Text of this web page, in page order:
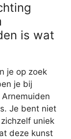
is wat
je op zoek
je bij
Je bent niet
uniek
deze kunst